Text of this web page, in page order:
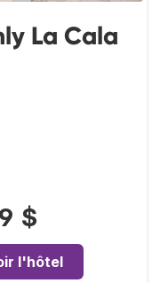
La Cala
$
l'hôtel